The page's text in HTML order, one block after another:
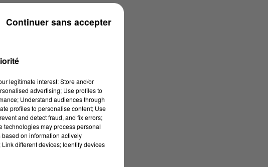
legitimate interest: Store and/or
advertising; Use profiles to
Understand audiences through
profiles to personalise content; Use
and detect fraud, and fix errors;
technologies may process personal
on information actively
different devices; Identify devices
Continuer sans accepter